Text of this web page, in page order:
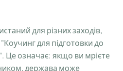
для різних заходів,
для підготовки до
Це означає: якщо ви мрієте
держава може